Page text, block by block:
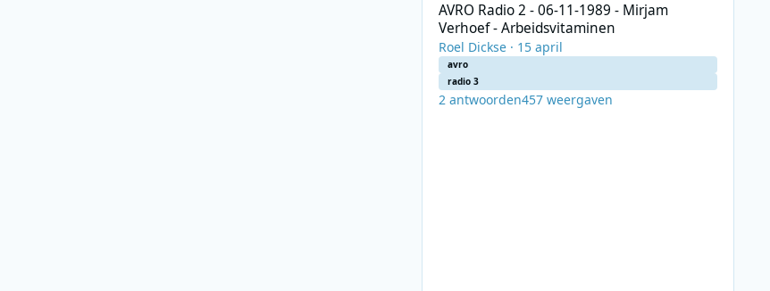
AVRO Radio 2 - 06-11-1989 - Mirjam
Verhoef - Arbeidsvitaminen
Roel Dickse· 15 april
avro
radio 3
2 antwoorden457 weergaven